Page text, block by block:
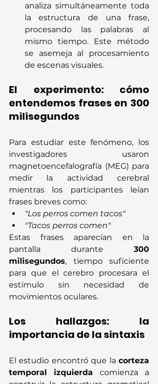
analiza simultáneamente toda
la estructura de una frase,
procesando las palabras al
mismo tiempo. Este método
se asemeja al procesamiento
de escenas visuales.
El experimento: cómo
entendemos frases en 300
milisegundos
Para estudiar este fenómeno, los
investigadores usaron
magnetoencefalografía (MEG) para
medir la actividad cerebral
mientras los participantes leían
frases breves como:
"Los perros comen tacos"
"Tacos perros comen"
Estas frases aparecían en la
pantalla durante 300
milisegundos, tiempo suficiente
para que el cerebro procesara el
estímulo sin necesidad de
movimientos oculares.
Los hallazgos: la
importancia de la sintaxis
El estudio encontró que la corteza
temporal izquierda comienza a